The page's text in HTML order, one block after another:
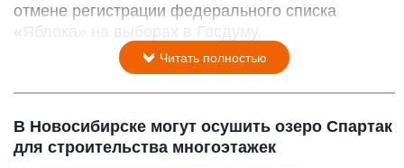
отмене регистрации федерального списка
«Яблока» на выборах в Госдуму.
Читать полностью
В Новосибирске могут осушить озеро Спартак
для строительства многоэтажек